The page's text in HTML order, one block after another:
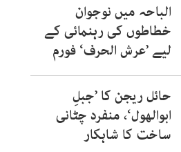
الباحہ میں نوجوان
خطاطوں کی رہنمائی کے
لیے ’عرش الحرف‘ فورم
حائل ریجن کا ’جبلِ
ابوالھول‘، منفرد چٹانی
ساخت کا شاہکار